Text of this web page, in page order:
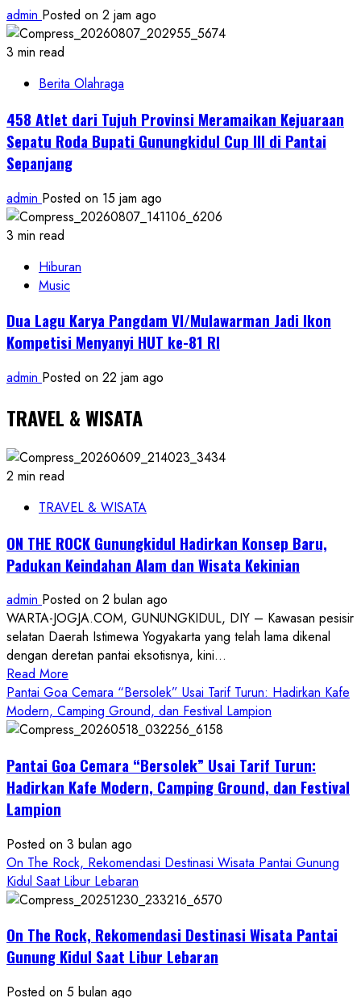
admin Posted on 2 jam ago
3 min read
Berita Olahraga
458 Atlet dari Tujuh Provinsi Meramaikan Kejuaraan
Sepatu Roda Bupati Gunungkidul Cup III di Pantai
Sepanjang
admin Posted on 15 jam ago
3 min read
Hiburan
Music
Dua Lagu Karya Pangdam VI/Mulawarman Jadi Ikon
Kompetisi Menyanyi HUT ke-81 RI
admin Posted on 22 jam ago
TRAVEL & WISATA
2 min read
TRAVEL & WISATA
ON THE ROCK Gunungkidul Hadirkan Konsep Baru,
Padukan Keindahan Alam dan Wisata Kekinian
admin Posted on 2 bulan ago
WARTA-JOGJA.COM, GUNUNGKIDUL, DIY – Kawasan pesisir
selatan Daerah Istimewa Yogyakarta yang telah lama dikenal
dengan deretan pantai eksotisnya, kini...
Read More
more
about
ON
ROCK
Gunungkidul
Baru,
Padukan
Keindahan
Alam
Wisata
Kekinian
Pantai Goa Cemara “Bersolek” Usai Tarif Turun: Hadirkan Kafe
Modern, Camping Ground, dan Festival Lampion
Pantai Goa Cemara “Bersolek” Usai Tarif Turun:
Hadirkan Kafe Modern, Camping Ground, dan Festival
Lampion
Posted on 3 bulan ago
On The Rock, Rekomendasi Destinasi Wisata Pantai Gunung
Kidul Saat Libur Lebaran
On The Rock, Rekomendasi Destinasi Wisata Pantai
Gunung Kidul Saat Libur Lebaran
Posted on 5 bulan ago